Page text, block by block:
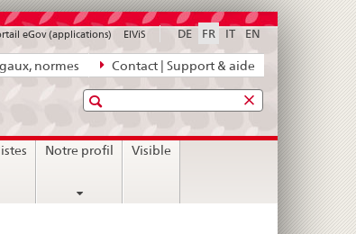
normes Contact | Support & aide
DE FR IT EN
eGov (applications) ElViS
Recherche
Notre profil Visible